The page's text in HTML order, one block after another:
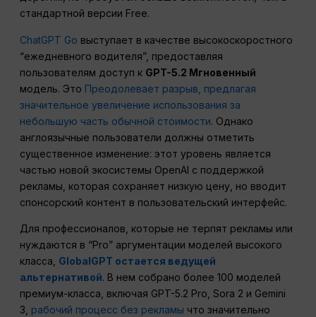
стандартной версии Free.
ChatGPT Go выступает в качестве высокоскоростного
“ежедневного водителя”, предоставляя
пользователям доступ к GPT-5.2 Мгновенный
модель. Это Преодолевает разрыв, предлагая
значительное увеличение использования за
небольшую часть обычной стоимости. Однако
англоязычные пользователи должны отметить
существенное изменение: этот уровень является
частью новой экосистемы OpenAI с поддержкой
рекламы, которая сохраняет низкую цену, но вводит
спонсорский контент в пользовательский интерфейс.
Для профессионалов, которые не терпят рекламы или
нуждаются в “Pro” аргументации моделей высокого
класса, GlobalGPT остается ведущей
альтернативой. В нем собрано более 100 моделей
премиум-класса, включая GPT-5.2 Pro, Sora 2 и Gemini
3, рабочий процесс без рекламы что значительно